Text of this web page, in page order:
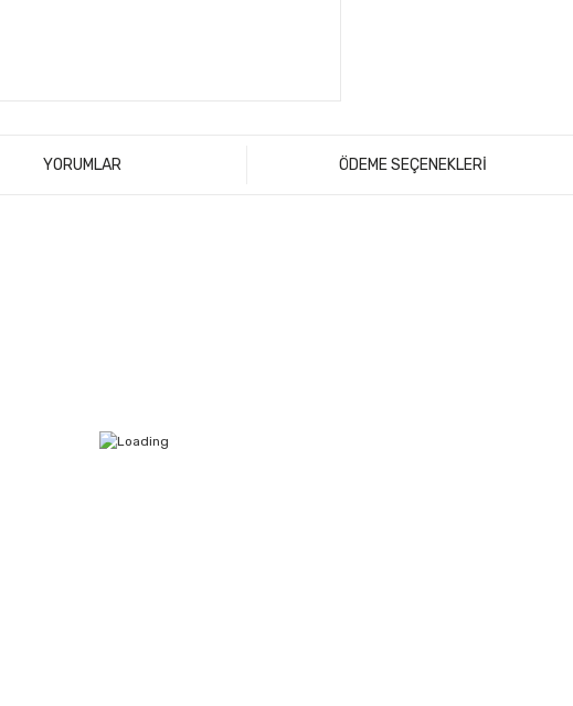
YORUMLAR ÖDEME SEÇENEKLERİ